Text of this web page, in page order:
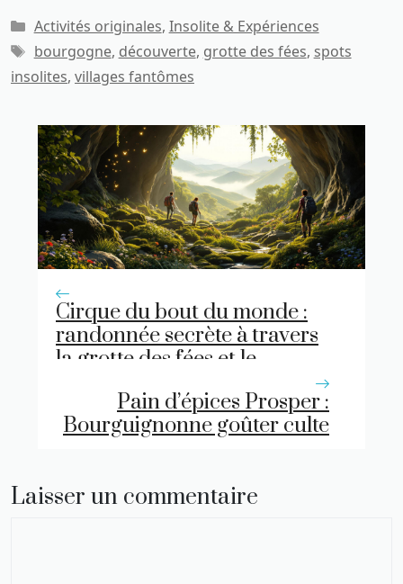
Catégories
Activités originales, Insolite & Expériences
Étiquettes
bourgogne, découverte, grotte des fées, spots
insolites, villages fantômes
Cirque du bout du monde :
randonnée secrète à travers
la grotte des fées et le
Pain d’épices Prosper :
Bourguignonne goûter culte
Laisser un commentaire